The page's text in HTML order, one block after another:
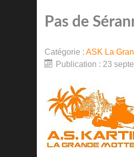
Pas de
Catégorie : ASK La
Publication : 23